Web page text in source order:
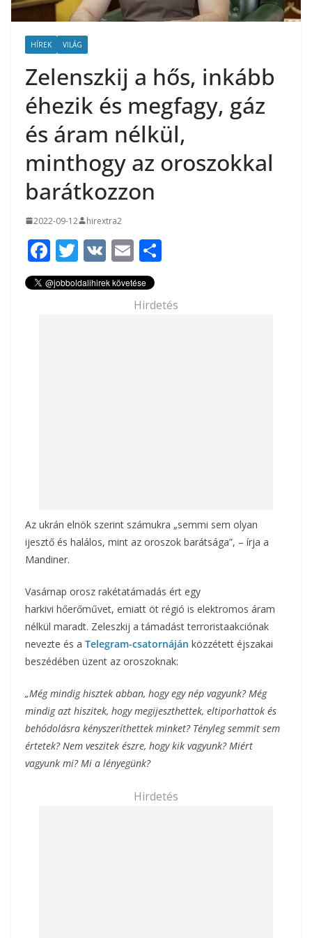
HÍREK VILÁG
Zelenszkij a hős, inkább
éhezik és megfagy, gáz
és áram nélkül,
minthogy az oroszokkal
barátkozzon
2022-09-12 hirextra2
F
ac
e
T
w
itt
V
K
E
m
ai
l
za
m
Hirdetés
Az ukrán elnök szerint számukra „semmi sem olyan
ijesztő és halálos, mint az oroszok barátsága”, – írja a
Mandiner.
Vasárnap orosz rakétatámadás ért egy
harkivi hőerőművet, emiatt öt régió is elektromos áram
nélkül maradt. Zeleszkij a támadást terroristaakciónak
nevezte és a Telegram-csatornáján közzétett éjszakai
beszédében üzent az oroszoknak:
„Még mindig hisztek abban, hogy egy nép vagyunk? Még
mindig azt hiszitek, hogy megijeszthettek, eltiporhattok és
behódolásra kényszeríthettek minket? Tényleg semmit sem
értetek? Nem veszitek észre, hogy kik vagyunk? Miért
vagyunk mi? Mi a lényegünk?
Hirdetés